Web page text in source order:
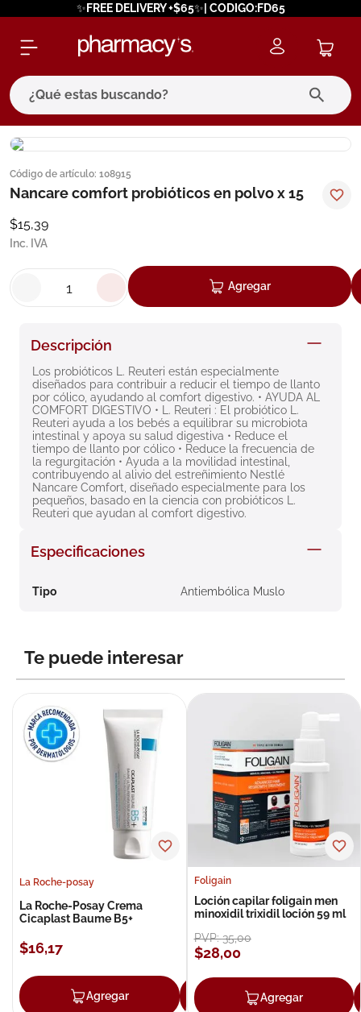
✨FREE DELIVERY +$65✨| CODIGO:FD65
¿Qué estas buscando?
Código de artículo: 108915
Nancare comfort probióticos en polvo x 15
$15,39
Inc. IVA
Agregar
Descripción
Los probióticos L. Reuteri están especialmente
diseñados para contribuir a reducir el tiempo de llanto
por cólico, ayudando al comfort digestivo. • AYUDA AL
COMFORT DIGESTIVO • L. Reuteri : El probiótico L.
Reuteri ayuda a los bebés a equilibrar su microbiota
intestinal y apoya su salud digestiva • Reduce el
tiempo de llanto por cólico • Reduce la frecuencia de
la regurgitación • Ayuda a la movilidad intestinal,
contribuyendo al alivio del estreñimiento Nestlé
Nancare Comfort, diseñado especialmente para los
pequeños, basado en la ciencia con probióticos L.
Reuteri que ayudan al comfort digestivo.
Especificaciones
Tipo Antiembólica Muslo
Te puede interesar
La Roche-posay
La Roche-Posay Crema
Cicaplast Baume B5+
$16,17
Agregar Agregar
Foligain
Loción capilar foligain men
minoxidil trixidil loción 59 ml
PVP:35,00
$28,00
Agregar
términos más buscados
1. eucerin
3.
cerave
7. isdin
8. roche posay
9. megacistin
10.pañales